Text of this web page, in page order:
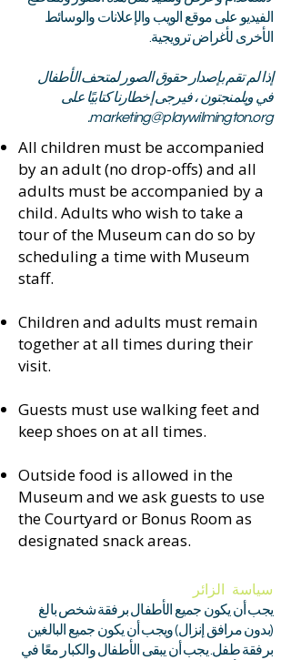
الفيديو على موقع الويب والإعلانات والوسائط
الأخرى لأغراض ترويجية.
إذا لم تقم بإصدار حقوق الصور لمتحف الأطفال
في ويلمنجتون ، فيرجى إخطارنا كتابيًا على
marketing@playwilmington.org
.
All children must be accompanied
by an adult (no drop-offs) and all
adults must be accompanied by a
child. Adults who wish to take a
tour of the Museum can do so by
scheduling a time with Museum
staff.​
Children and adults must remain
together at all times during their
visit.​
Guests must use walking feet and
keep shoes on at all times.​
Outside food is allowed in the
Museum and we ask guests to use
the Courtyard or Bonus Room as
designated snack areas.​
سياسة الزائر
يجب أن يكون جميع الأطفال برفقة شخص بالغ
(بدون مرافق إنزال) ويجب أن يكون جميع البالغين
برفقة طفل. يجب أن يبقى الأطفال والكبار معًا في